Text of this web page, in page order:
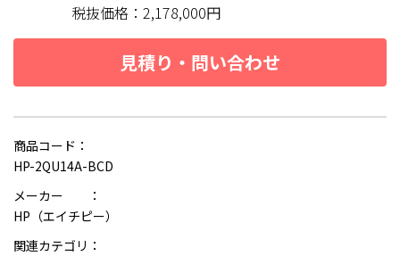
税抜価格：2,178,000円
見積り・問い合わせ
商品コード：
HP-2QU14A-BCD
メーカー ：
HP（エイチピー）
関連カテゴリ：